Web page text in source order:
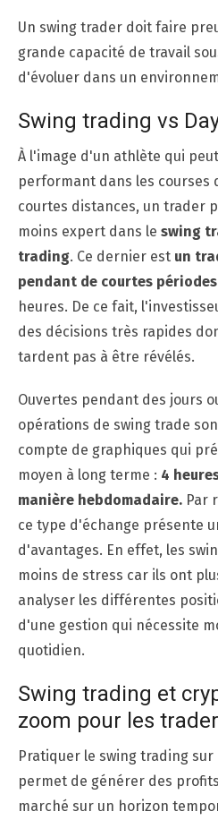
Un swing trader doit faire
grande capacité de travail
d'évoluer dans un
Swing trading vs
À l'image d'un athlète qui
performant dans les courses
courtes distances, un trader
moins expert dans le swing
trading. Ce dernier est un
pendant de courtes périodes
heures. De ce fait,
des décisions très rapides
tardent pas à être révélés.
Ouvertes pendant des jours
opérations de swing trade
compte de graphiques qui
moyen à long terme : 4
manière hebdomadaire. Par
ce type d'échange présente
d'avantages. En effet, les
moins de stress car ils ont
analyser les différentes
d'une gestion qui nécessite
quotidien.
Swing trading et
zoom pour les
Pratiquer le swing trading
permet de générer des
marché sur un horizon